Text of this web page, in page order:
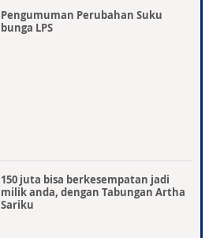
Pengumuman Perubahan Suku
bunga LPS
150 juta bisa berkesempatan jadi
milik anda, dengan Tabungan Artha
Sariku